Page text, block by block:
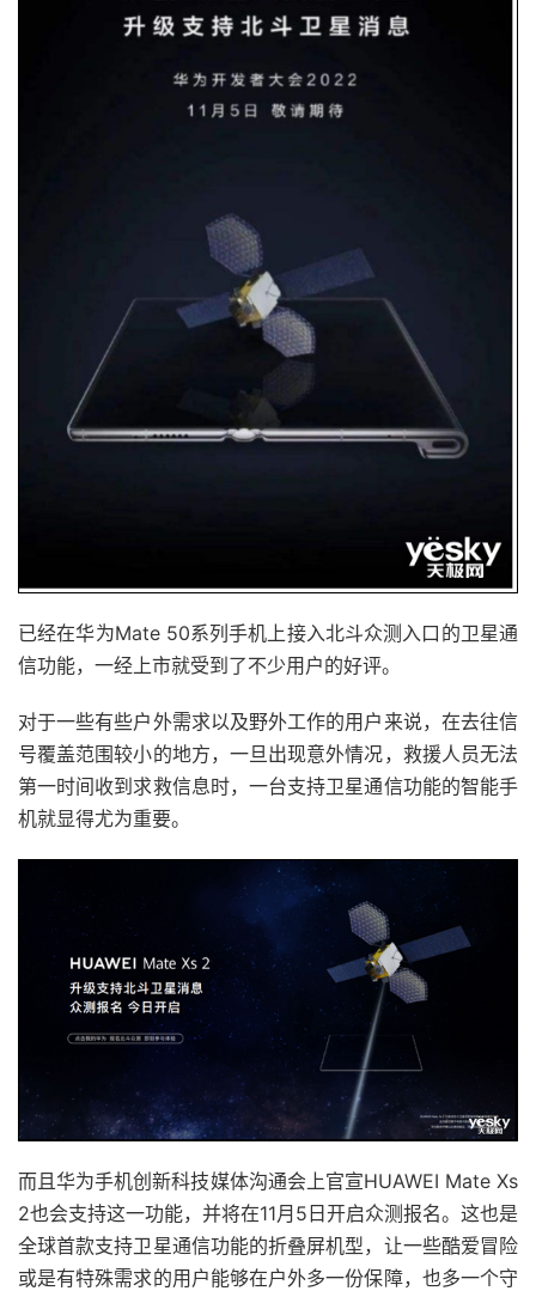
已经在华为Mate 50系列手机上接入北斗众测入口的卫星通
信功能，一经上市就受到了不少用户的好评。
对于一些有些户外需求以及野外工作的用户来说，在去往信
号覆盖范围较小的地方，一旦出现意外情况，救援人员无法
第一时间收到求救信息时，一台支持卫星通信功能的智能手
机就显得尤为重要。
而且华为手机创新科技媒体沟通会上官宣HUAWEI Mate Xs
2也会支持这一功能，并将在11月5日开启众测报名。这也是
全球首款支持卫星通信功能的折叠屏机型，让一些酷爱冒险
或是有特殊需求的用户能够在户外多一份保障，也多一个守